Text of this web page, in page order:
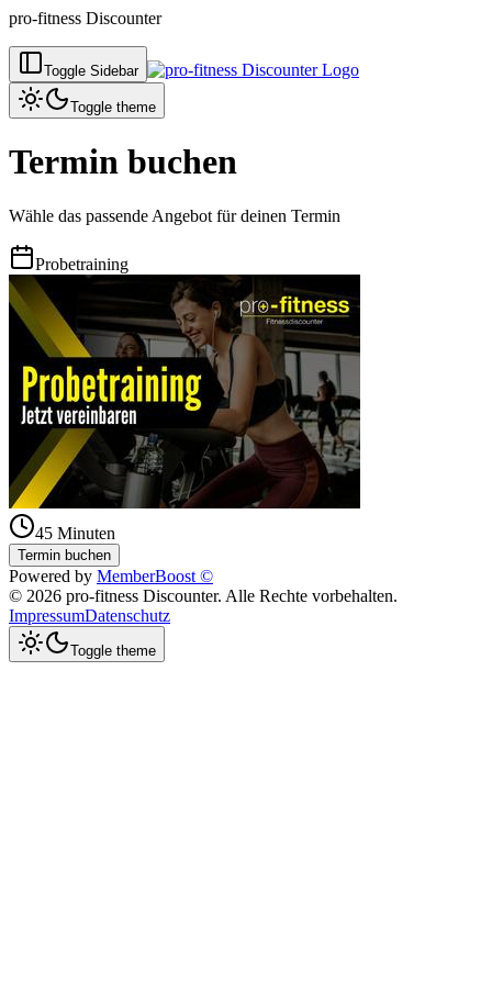
pro-fitness Discounter
Toggle Sidebar
Toggle theme
Termin buchen
Wähle das passende Angebot für deinen Termin
Probetraining
45 Minuten
Termin buchen
Powered by MemberBoost ©
© 2026 pro-fitness Discounter. Alle Rechte vorbehalten.
ImpressumDatenschutz
Toggle theme